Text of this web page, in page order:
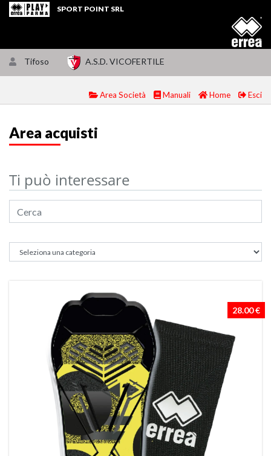
SPORT POINT SRL
Tifoso A.S.D. VICOFERTILE
Area Società Manuali Home Esci
Area acquisti
Ti può interessare
28.00 €